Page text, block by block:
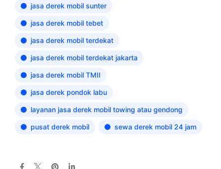
jasa derek mobil sunter
jasa derek mobil tebet
jasa derek mobil terdekat
jasa derek mobil terdekat jakarta
jasa derek mobil TMII
jasa derek pondok labu
layanan jasa derek mobil towing atau gendong
pusat derek mobil sewa derek mobil 24 jam